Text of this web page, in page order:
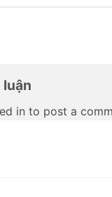
luận
in to post a